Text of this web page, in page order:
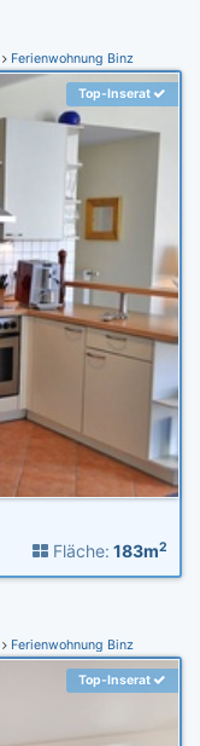
Ferienwohnung Binz
Top-Inserat
Fläche: 183m2
Ferienwohnung Binz
Top-Inserat